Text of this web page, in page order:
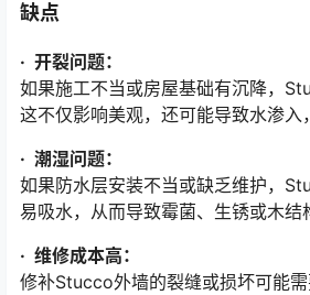
缺点
· 开裂问题：
如果施工不当或房屋基础有沉降，
这不仅影响美观，还可能导致水渗入
· 潮湿问题：
如果防水层安装不当或缺乏维护，
易吸水，从而导致霉菌、生锈或木结
· 维修成本高：
修补Stucco外墙的裂缝或损坏可能